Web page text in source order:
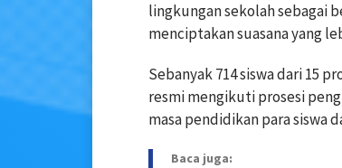
lingkungan sekolah sebagai
menciptakan suasana yang
Sebanyak 714 siswa dari 15
resmi mengikuti prosesi
masa pendidikan para siswa
Baca juga: